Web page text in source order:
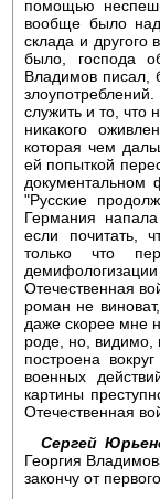
помощью
вообще было
склада и другого
было, господа
Владимов писал,
служить и то, что
никакого
которая чем
ей попыткой
документальном
"Русские
Германия
если почитать,
только что
Отечественная
роман не
даже скорее мне
роде, но, видимо,
построена
военных
картины
Отечественная
Сергей
Георгия
закончу от